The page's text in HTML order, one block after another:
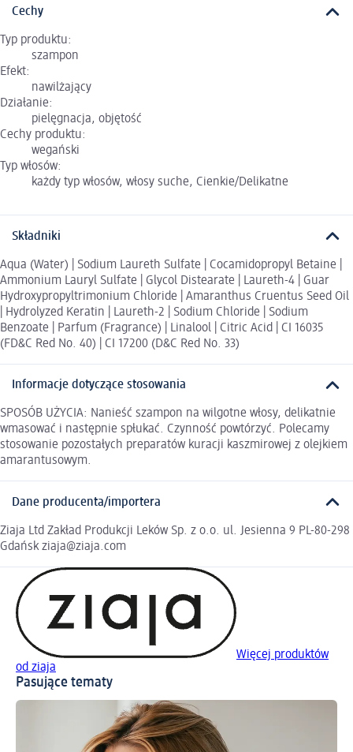
Cechy
Typ produktu:
szampon
Efekt:
nawilżający
Działanie:
pielęgnacja, objętość
Cechy produktu:
wegański
Typ włosów:
każdy typ włosów, włosy suche, Cienkie/Delikatne
Składniki
Aqua (Water) | Sodium Laureth Sulfate | Cocamidopropyl Betaine |
Ammonium Lauryl Sulfate | Glycol Distearate | Laureth-4 | Guar
Hydroxypropyltrimonium Chloride | Amaranthus Cruentus Seed Oil
| Hydrolyzed Keratin | Laureth-2 | Sodium Chloride | Sodium
Benzoate | Parfum (Fragrance) | Linalool | Citric Acid | CI 16035
(FD&C Red No. 40) | CI 17200 (D&C Red No. 33)
Informacje dotyczące stosowania
SPOSÓB UŻYCIA: Nanieść szampon na wilgotne włosy, delikatnie
wmasować i następnie spłukać. Czynność powtórzyć. Polecamy
stosowanie pozostałych preparatów kuracji kaszmirowej z olejkiem
amarantusowym.
Dane producenta/importera
Ziaja Ltd Zakład Produkcji Leków Sp. z o.o. ul. Jesienna 9 PL-80-298
Gdańsk ziaja@ziaja.com
Więcej produktów
od ziaja
Pasujące tematy